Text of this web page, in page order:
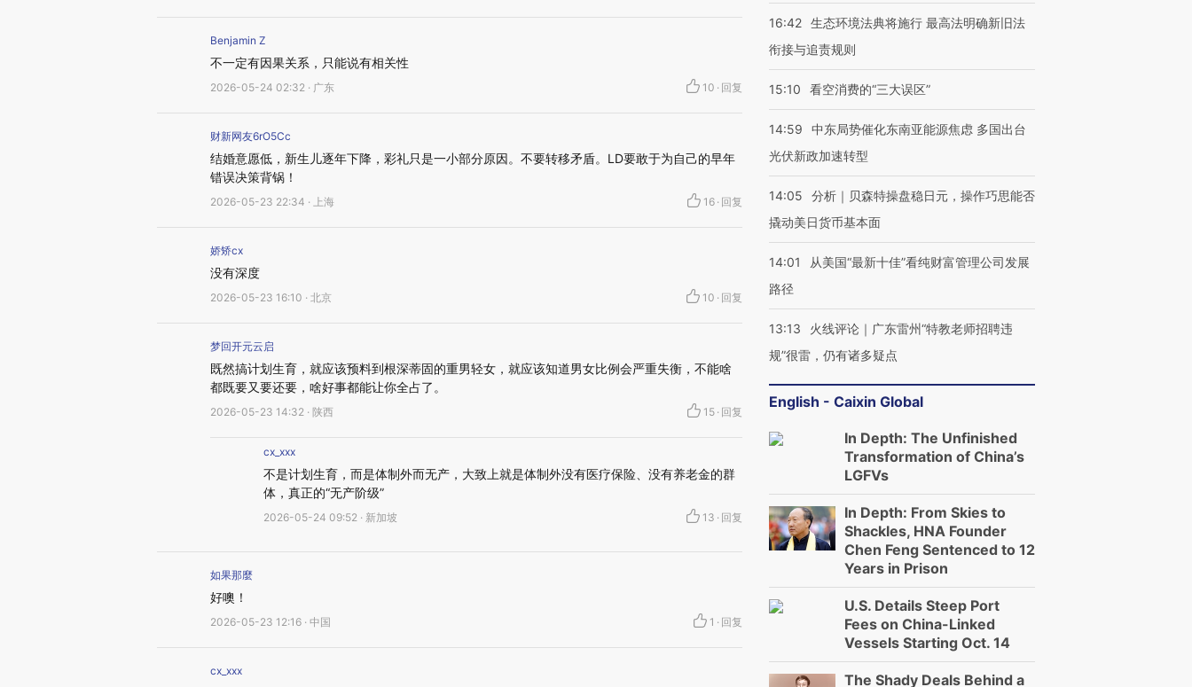
Benjamin Z
不一定有因果关系，只能说有相关性
2026-05-24 02:32 · 广东 10 · 回复
财新网友6rO5Cc
结婚意愿低，新生儿逐年下降，彩礼只是一小部分原因。不要转移矛盾。LD要敢于为自己的早年
错误决策背锅！
2026-05-23 22:34 · 上海 16 · 回复
娇矫cx
没有深度
2026-05-23 16:10 · 北京 10 · 回复
梦回开元云启
既然搞计划生育，就应该预料到根深蒂固的重男轻女，就应该知道男女比例会严重失衡，不能啥
都既要又要还要，啥好事都能让你全占了。
2026-05-23 14:32 · 陕西 15 · 回复
cx_xxx
不是计划生育，而是体制外而无产，大致上就是体制外没有医疗保险、没有养老金的群
体，真正的“无产阶级”
2026-05-24 09:52 · 新加坡 13 · 回复
如果那麼
好噢！
2026-05-23 12:16 · 中国 1 · 回复
cx_xxx
16:42 生态环境法典将施行 最高法明确新旧法
衔接与追责规则
15:10 看空消费的“三大误区”
14:59
中东局势催化东南亚能源焦虑 多国出台
光伏新政加速转型
14:05
分析｜贝森特操盘稳日元，操作巧思能否
撬动美日货币基本面
14:01
从美国“最新十佳”看纯财富管理公司发展
路径
13:13
火线评论｜广东雷州“特教老师招聘违
规”很雷，仍有诸多疑点
English - Caixin Global
In Depth: The Unfinished
Transformation of China’s
LGFVs
In Depth: From Skies to
Shackles, HNA Founder
Chen Feng Sentenced to 12
Years in Prison
U.S. Details Steep Port
Fees on China-Linked
Vessels Starting Oct. 14
The Shady Deals Behind a